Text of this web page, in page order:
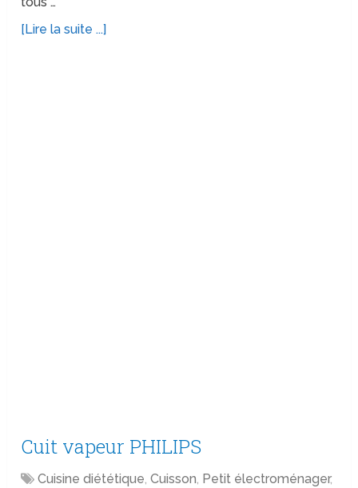
[Lire la suite ...]
Cuit vapeur PHILIPS
Cuisine diététique,Cuisson, Petit électroménager,